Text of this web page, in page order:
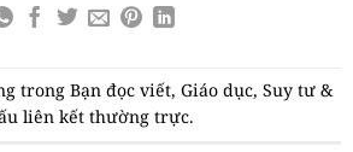
trong Bạn đọc viết, Giáo dục, Suy tư &
liên kết thường trực.